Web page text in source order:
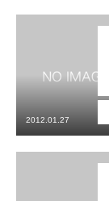
2012.01.27